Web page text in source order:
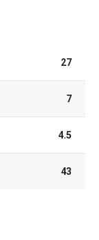
27
7
4.5
43